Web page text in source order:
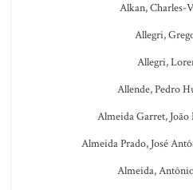
Alkan, Charles-
Allegri,
Allegri,
Allende, Pedro
Almeida Garret, João
Almeida Prado, José
Almeida,